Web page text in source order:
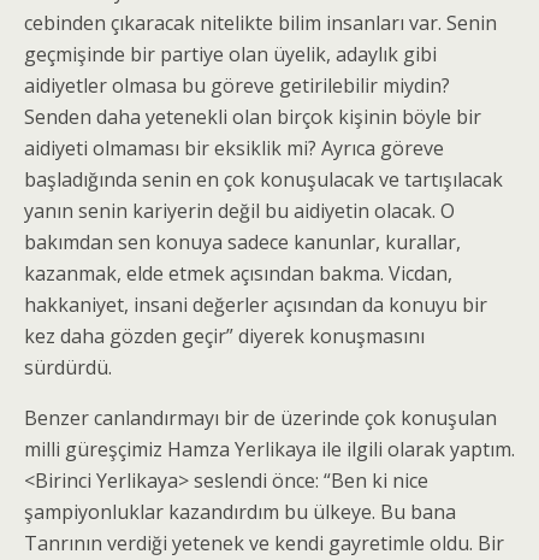
cebinden çıkaracak nitelikte bilim insanları var. Senin
geçmişinde bir partiye olan üyelik, adaylık gibi
aidiyetler olmasa bu göreve getirilebilir miydin?
Senden daha yetenekli olan birçok kişinin böyle bir
aidiyeti olmaması bir eksiklik mi? Ayrıca göreve
başladığında senin en çok konuşulacak ve tartışılacak
yanın senin kariyerin değil bu aidiyetin olacak. O
bakımdan sen konuya sadece kanunlar, kurallar,
kazanmak, elde etmek açısından bakma. Vicdan,
hakkaniyet, insani değerler açısından da konuyu bir
kez daha gözden geçir” diyerek konuşmasını
sürdürdü.
Benzer canlandırmayı bir de üzerinde çok konuşulan
milli güreşçimiz Hamza Yerlikaya ile ilgili olarak yaptım.
<Birinci Yerlikaya> seslendi önce: “Ben ki nice
şampiyonluklar kazandırdım bu ülkeye. Bu bana
Tanrının verdiği yetenek ve kendi gayretimle oldu. Bir